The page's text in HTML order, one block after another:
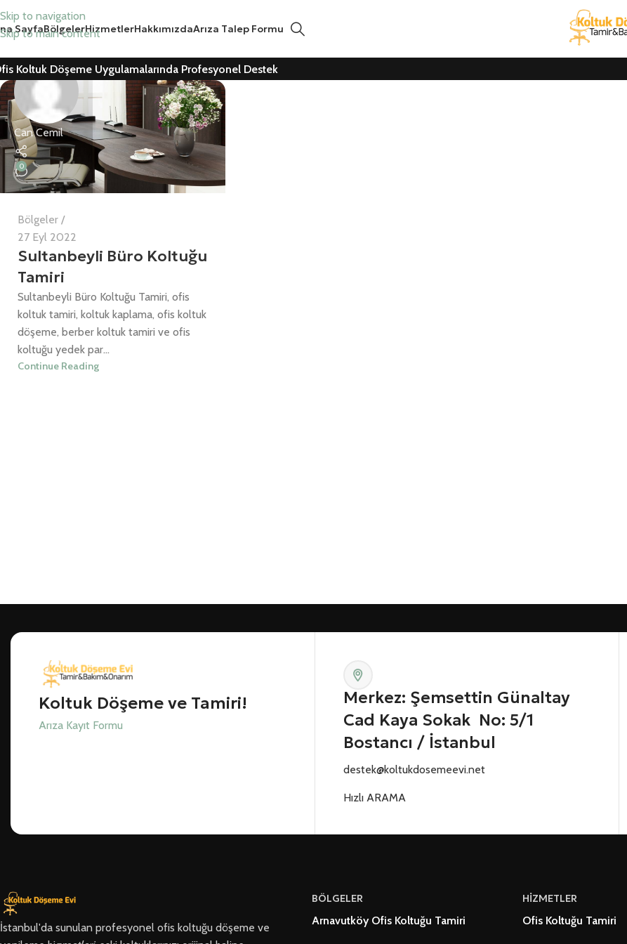
Skip to navigation
Skip to main content
SayfaBölgelerHizmetlerHakkımızdaArıza Talep Formu
Koltuk Döşeme Uygulamalarında Profesyonel Destek
Can Cemil
0
Bölgeler
27 Eyl 2022
Sultanbeyli Büro Koltuğu
Tamiri
Sultanbeyli Büro Koltuğu Tamiri, ofis
koltuk tamiri, koltuk kaplama, ofis koltuk
döşeme, berber koltuk tamiri ve ofis
koltuğu yedek par...
Continue Reading
Koltuk Döşeme ve Tamiri!
Arıza Kayıt Formu
Merkez: Şemsettin Günaltay
Cad Kaya Sokak No: 5/1
Bostancı / İstanbul
destek@koltukdosemeevi.net
Hızlı ARAMA
İstanbul'da sunulan profesyonel ofis koltuğu döşeme ve
BÖLGELER
Arnavutköy Ofis Koltuğu Tamiri
HİZMETLER
Ofis Koltuğu Tamiri